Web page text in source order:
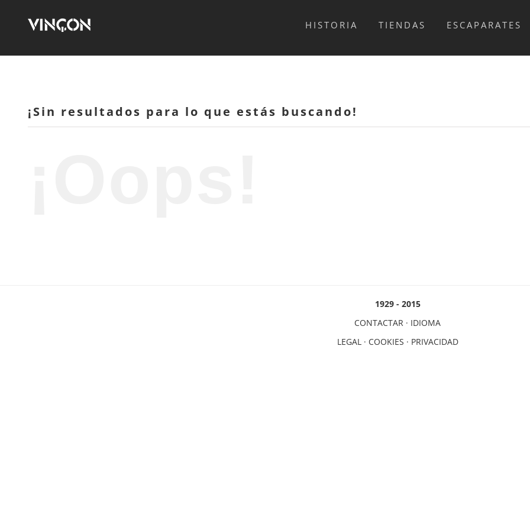
HISTORIA TIENDAS ESCAPARATES
¡Sin resultados para lo que estás buscando!
1929 - 2015
CONTACTAR · IDIOMA
LEGAL· COOKIES · PRIVACIDAD